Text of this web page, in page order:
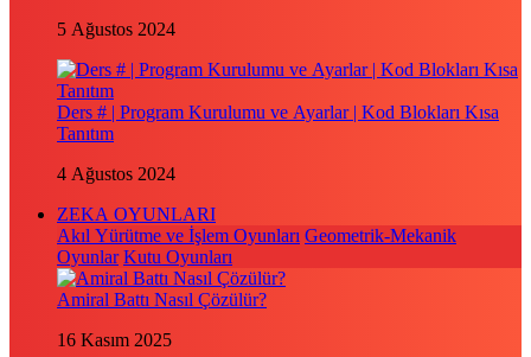
5 Ağustos 2024
Ders # | Program Kurulumu ve Ayarlar | Kod Blokları Kısa
Tanıtım
4 Ağustos 2024
ZEKA OYUNLARI
Akıl Yürütme ve İşlem Oyunları Geometrik-Mekanik
Oyunlar Kutu Oyunları
Amiral Battı Nasıl Çözülür?
16 Kasım 2025